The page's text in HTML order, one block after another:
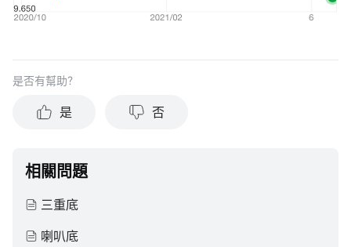
是否有幫助？
是 否
相關問題
三重底
喇叭底